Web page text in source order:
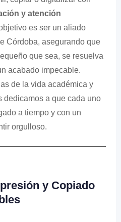
y atención
es ser un aliado
Córdoba, asegurando que
que sea, se resuelva
acabado impecable.
de la vida académica y
dedicamos a que cada uno
a tiempo y con un
orgulloso.
y Copiado